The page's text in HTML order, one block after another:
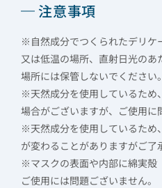
注意事項
※自然成分でつくられたデリケ
又は低温の場所、直射日光のあ
場所には保管しないでください。
※天然成分を使用しているため
場合がございますが、ご使用に
※天然成分を使用しているため
が変わることがありますがご了
※マスクの表面や内部に綿実殻
ご使用には問題ございません。